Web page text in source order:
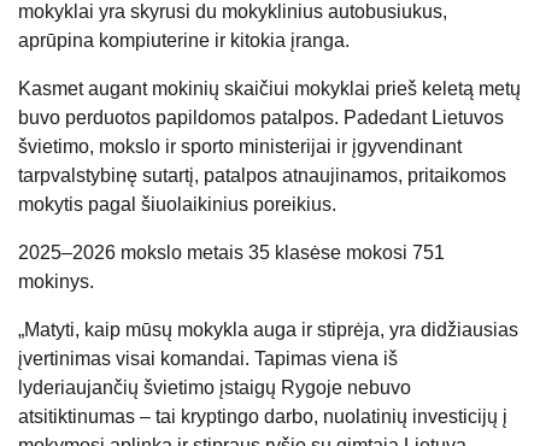
mokyklai yra skyrusi du mokyklinius autobusiukus,
aprūpina kompiuterine ir kitokia įranga.
Kasmet augant mokinių skaičiui mokyklai prieš keletą metų
buvo perduotos papildomos patalpos. Padedant Lietuvos
švietimo, mokslo ir sporto ministerijai ir įgyvendinant
tarpvalstybinę sutartį, patalpos atnaujinamos, pritaikomos
mokytis pagal šiuolaikinius poreikius.
2025–2026 mokslo metais 35 klasėse mokosi 751
mokinys.
„Matyti, kaip mūsų mokykla auga ir stiprėja, yra didžiausias
įvertinimas visai komandai. Tapimas viena iš
lyderiaujančių švietimo įstaigų Rygoje nebuvo
atsitiktinumas – tai kryptingo darbo, nuolatinių investicijų į